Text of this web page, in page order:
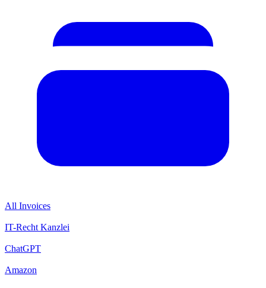
All Invoices
IT-Recht Kanzlei
ChatGPT
Amazon